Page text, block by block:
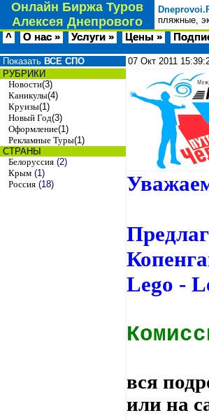
Онлайн Биржа Туров
Алексея Днепрового
пляжные,
^ О нас » Услуги » Цены »
Показать ВСЕ СПО
РУБРИКИ
Новости(3)
Каникулы(4)
Круизы(1)
Новый Год(3)
Оформление(1)
Рекламные Туры(1)
СТРАНЫ
Белоруссия (2)
Крым (1)
Россия (18)
07 Окт 2011
Lego -
вся
или на